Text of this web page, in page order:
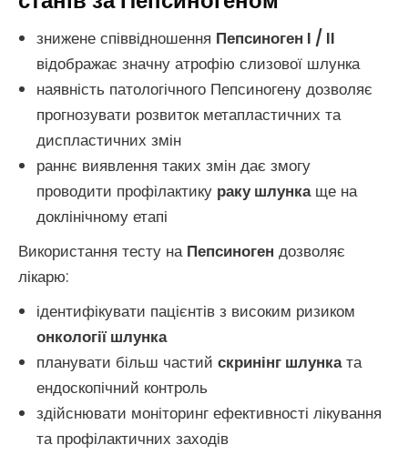
знижене співвідношення Пепсиноген I / II
відображає значну атрофію слизової шлунка
наявність патологічного Пепсиногену дозволяє
прогнозувати розвиток метапластичних та
диспластичних змін
раннє виявлення таких змін дає змогу
проводити профілактику раку шлункаще на
доклінічному етапі
Використання тесту на Пепсиноген дозволяє
лікарю:
ідентифікувати пацієнтів з високим ризиком
онкології шлунка
планувати більш частий скринінг шлунката
ендоскопічний контроль
здійснювати моніторинг ефективності лікування
та профілактичних заходів